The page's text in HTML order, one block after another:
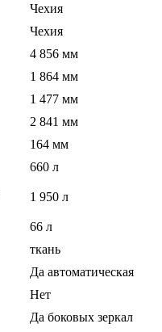
Чехия
Чехия
4 856 мм
1 864 мм
1 477 мм
2 841 мм
164 мм
660 л
1 950 л
66 л
ткань
Да автоматическая
Нет
Да боковых зеркал